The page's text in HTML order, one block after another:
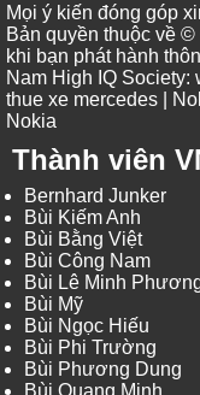
Mọi ý kiến đóng góp
Bản quyền thuộc về
khi bạn phát hành
Nam High IQ Society:
thue xe mercedes |
Nokia
Thành viên
Bernhard Junker
Bùi Kiếm Anh
Bùi Bằng Việt
Bùi Công Nam
Bùi Lê Minh
Bùi Mỹ
Bùi Ngọc Hiếu
Bùi Phi Trường
Bùi Phương Dung